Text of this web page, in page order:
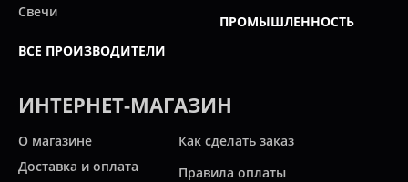
Свечи
ВСЕ ПРОИЗВОДИТЕЛИ
ПРОМЫШЛЕННОСТЬ
ИНТЕРНЕТ-МАГАЗИН
О магазине
Доставка и оплата
Как сделать заказ
Правила оплаты